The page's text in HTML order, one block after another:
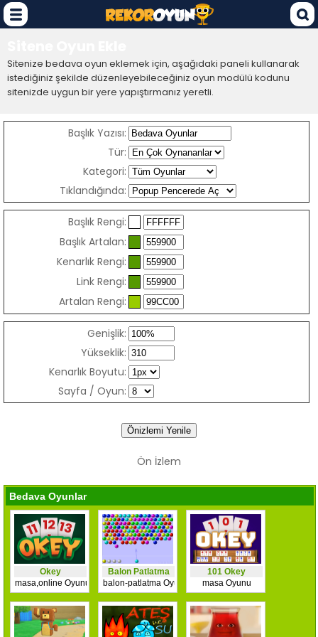
Sitenize bedava oyun eklemek için, aşağıdaki paneli kullanarak
istediğiniz şekilde düzenleyebileceğiniz oyun modülü kodunu
sitenizde uygun bir yere yapıştırmanız yeretli.
Başlık Yazısı:
Tür:
Kategori:
Tıklandığında:
Başlık Rengi:
Başlık Artalan:
Kenarlık Rengi:
Link Rengi:
Artalan Rengi:
Genişlik:
Yükseklik:
Kenarlık Boyutu:
Sayfa / Oyun:
Ön İzlem